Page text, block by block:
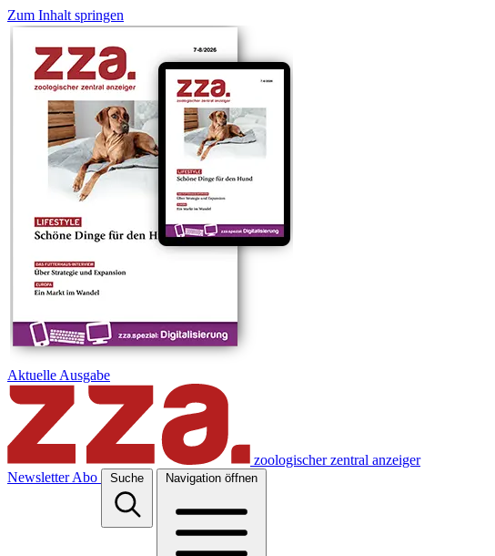
Zum Inhalt springen
Aktuelle Ausgabe
zoologischer zentral anzeiger
Newsletter Abo Suche Navigation öffnen